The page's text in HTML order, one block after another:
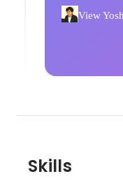
View
Skills